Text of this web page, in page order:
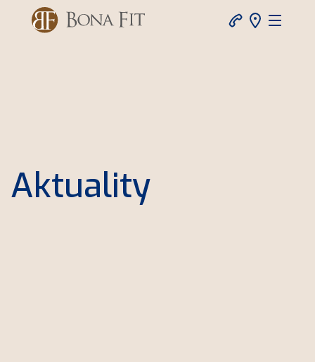
Aktuality